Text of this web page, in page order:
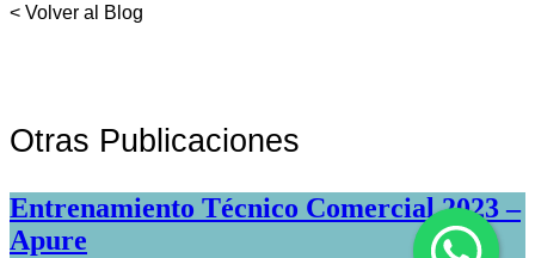
< Volver al Blog
Otras Publicaciones
Entrenamiento Técnico Comercial 2023 –
Apure